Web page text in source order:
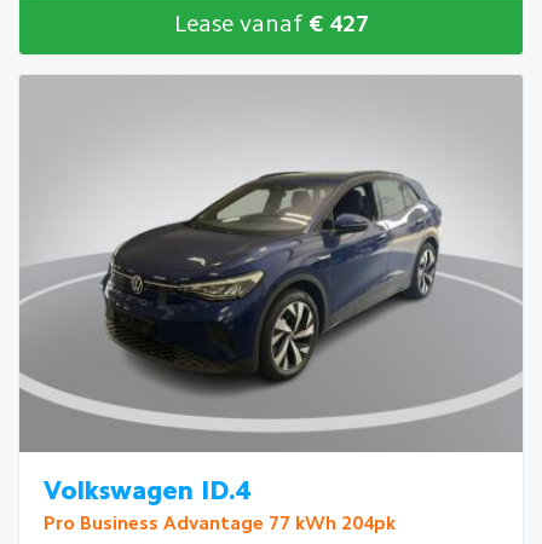
Lease vanaf € 427
Volkswagen ID.4
Pro Business Advantage 77 kWh 204pk